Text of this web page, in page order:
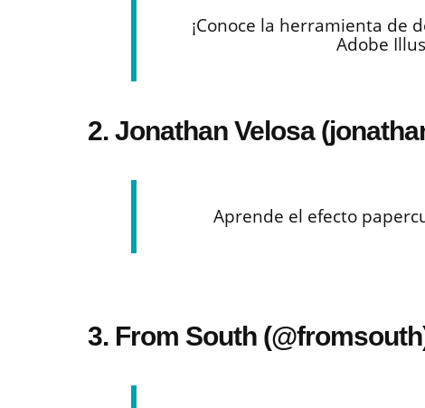
¡Conoce la herramienta de
Adobe
2. Jonathan Velosa
Aprende el efecto
3. From South